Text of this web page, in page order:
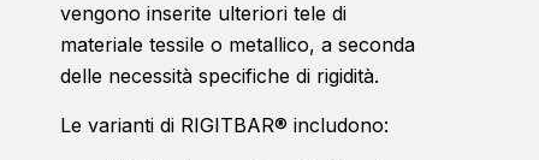
vengono inserite ulteriori tele di
materiale tessile o metallico, a seconda
delle necessità specifiche di rigidità.
Le varianti di RIGITBAR® includono: